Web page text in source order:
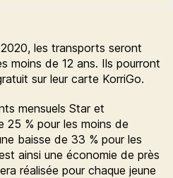
les transports seront
moins de 12 ans. Ils pourront
sur leur carte KorriGo.
mensuels Star et
25 % pour les moins de
baisse de 33 % pour les
ainsi une économie de près
réalisée pour chaque jeune